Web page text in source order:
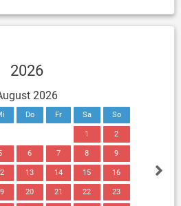
2026
2026
Do Fr Sa So
1 2
6 7 8 9
13 14 15 16
20 21 22 23